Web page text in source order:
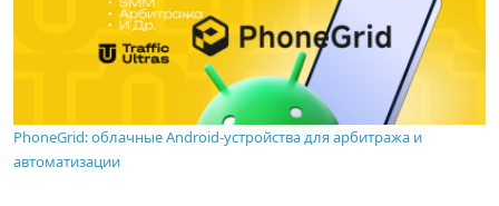
PhoneGrid: облачные Android-устройства для арбитража и
автоматизации